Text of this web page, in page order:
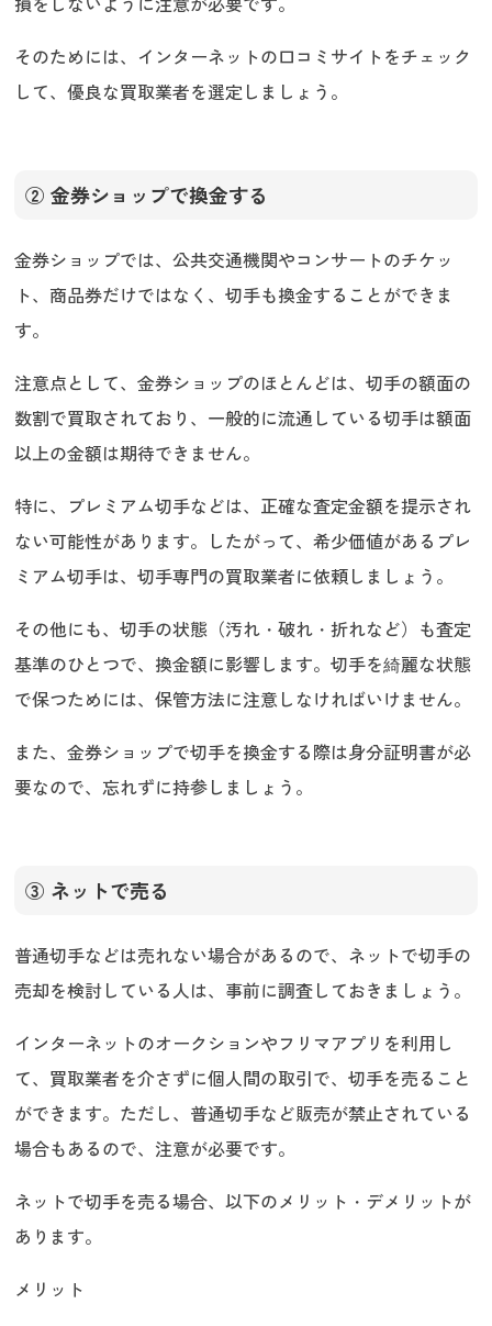
そのためには、インターネットの口コミサイトをチェック
して、優良な買取業者を選定しましょう。
② 金券ショップで換金する
金券ショップでは、公共交通機関やコンサートのチケッ
ト、商品券だけではなく、切手も換金することができま
す。
注意点として、金券ショップのほとんどは、切手の額面の
数割で買取されており、一般的に流通している切手は額面
以上の金額は期待できません。
特に、プレミアム切手などは、正確な査定金額を提示され
ない可能性があります。したがって、希少価値があるプレ
ミアム切手は、切手専門の買取業者に依頼しましょう。
その他にも、切手の状態（汚れ・破れ・折れなど）も査定
基準のひとつで、換金額に影響します。切手を綺麗な状態
で保つためには、保管方法に注意しなければいけません。
また、金券ショップで切手を換金する際は身分証明書が必
要なので、忘れずに持参しましょう。
③ ネットで売る
普通切手などは売れない場合があるので、ネットで切手の
売却を検討している人は、事前に調査しておきましょう。
インターネットのオークションやフリマアプリを利用し
て、買取業者を介さずに個人間の取引で、切手を売ること
ができます。ただし、普通切手など販売が禁止されている
場合もあるので、注意が必要です。
ネットで切手を売る場合、以下のメリット・デメリットが
あります。
メリット